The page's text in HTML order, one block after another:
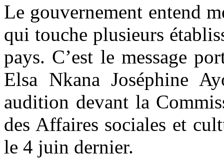
Le gouvernement entend
qui touche plusieurs
pays. C’est le message
Elsa Nkana Joséphine
audition devant la
des Affaires sociales et
le 4 juin dernier.